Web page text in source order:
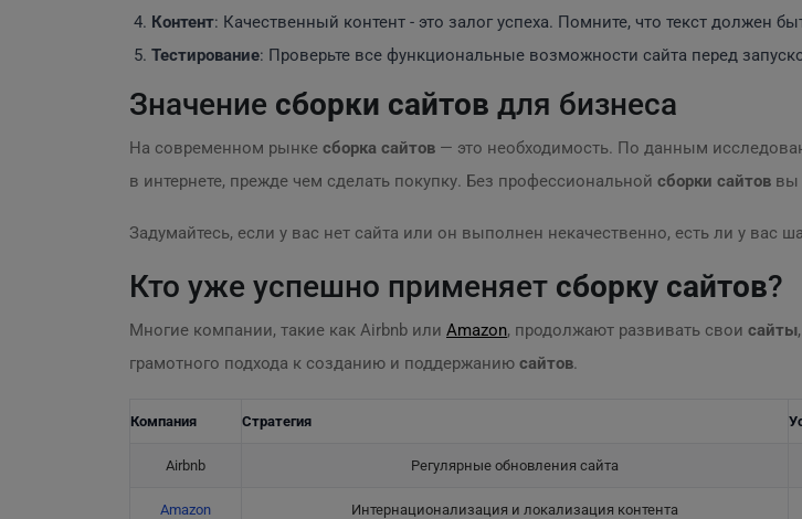
Контент: Качественный контент - это залог успеха. Помните, что текст должен
Тестирование: Проверьте все функциональные возможности сайта перед
Значение сборки сайтов для бизнеса
На современном рынке сборка сайтов — это необходимость. По данным
в интернете, прежде чем сделать покупку. Без профессиональной сборки сайтов вы
Задумайтесь, если у вас нет сайта или он выполнен некачественно, есть ли у вас
Кто уже успешно применяет сборку сайтов?
Многие компании, такие как Airbnb или Amazon, продолжают развивать свои сайты
грамотного подхода к созданию и поддержанию сайтов.
Компания Стратегия
Airbnb Регулярные обновления сайта
Amazon Интернационализация и локализация контента